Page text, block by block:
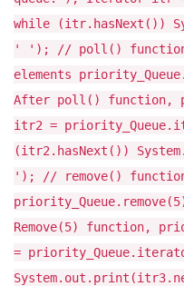
while (itr.hasNext())
' '); // poll() function
elements
After poll() function,
itr2 =
(itr2.hasNext())
'); // remove()
Remove(5) function,
=